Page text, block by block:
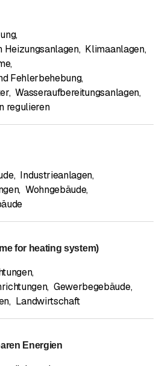
,
Heizungsanlagen, Klimaanlagen,
,
Fehlerbehebung,
, Wasseraufbereitungsanlagen,
regulieren
, Industrieanlagen,
, Wohngebäude,
for heating system)
,
, Gewerbegebäude,
, Landwirtschaft
Energien